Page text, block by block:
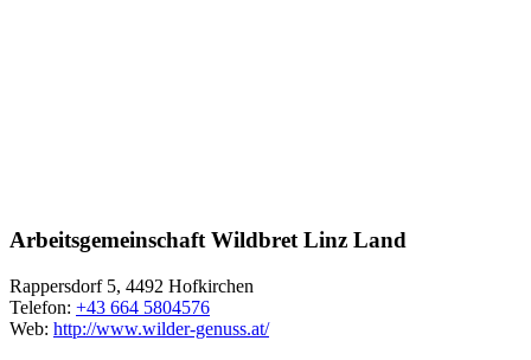
Arbeitsgemeinschaft Wildbret Linz Land
Rappersdorf 5, 4492 Hofkirchen
Telefon: +43 664 5804576
Web: http://www.wilder-genuss.at/